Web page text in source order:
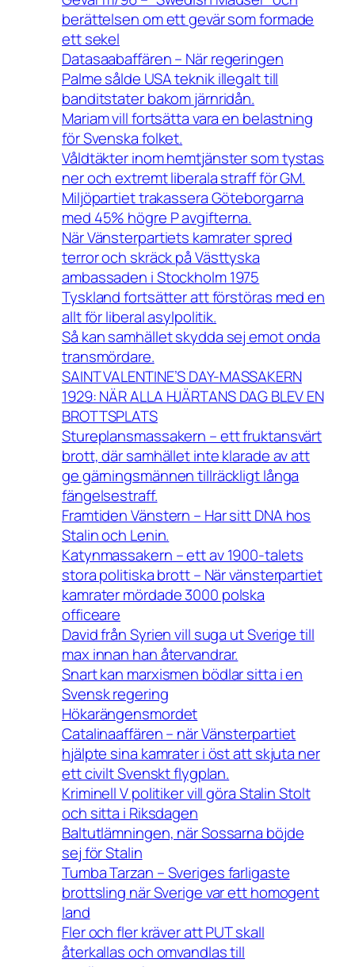
berättelsen om ett gevär som formade
ett sekel
Datasaabaffären – När regeringen
Palme sålde USA teknik illegalt till
banditstater bakom järnridån.
Mariam vill fortsätta vara en belastning
för Svenska folket.
Våldtäkter inom hemtjänster som tystas
ner och extremt liberala straff för GM.
Miljöpartiet trakassera Göteborgarna
med 45% högre P avgifterna.
När Vänsterpartiets kamrater spred
terror och skräck på Västtyska
ambassaden i Stockholm 1975
Tyskland fortsätter att förstöras med en
allt för liberal asylpolitik.
Så kan samhället skydda sej emot onda
transmördare.
SAINT VALENTINE’S DAY-MASSAKERN
1929: NÄR ALLA HJÄRTANS DAG BLEV EN
BROTTSPLATS
Stureplansmassakern – ett fruktansvärt
brott, där samhället inte klarade av att
ge gärningsmännen tillräckligt långa
fängelsestraff.
Framtiden Vänstern – Har sitt DNA hos
Stalin och Lenin.
Katynmassakern – ett av 1900-talets
stora politiska brott – När vänsterpartiet
kamrater mördade 3000 polska
officeare
David från Syrien vill suga ut Sverige till
max innan han återvandrar.
Snart kan marxismen bödlar sitta i en
Svensk regering
Hökarängensmordet
Catalinaaffären – när Vänsterpartiet
hjälpte sina kamrater i öst att skjuta ner
ett civilt Svenskt flygplan.
Kriminell V politiker vill göra Stalin Stolt
och sitta i Riksdagen
Baltutlämningen, när Sossarna böjde
sej för Stalin
Tumba Tarzan – Sveriges farligaste
brottsling när Sverige var ett homogent
land
Fler och fler kräver att PUT skall
återkallas och omvandlas till